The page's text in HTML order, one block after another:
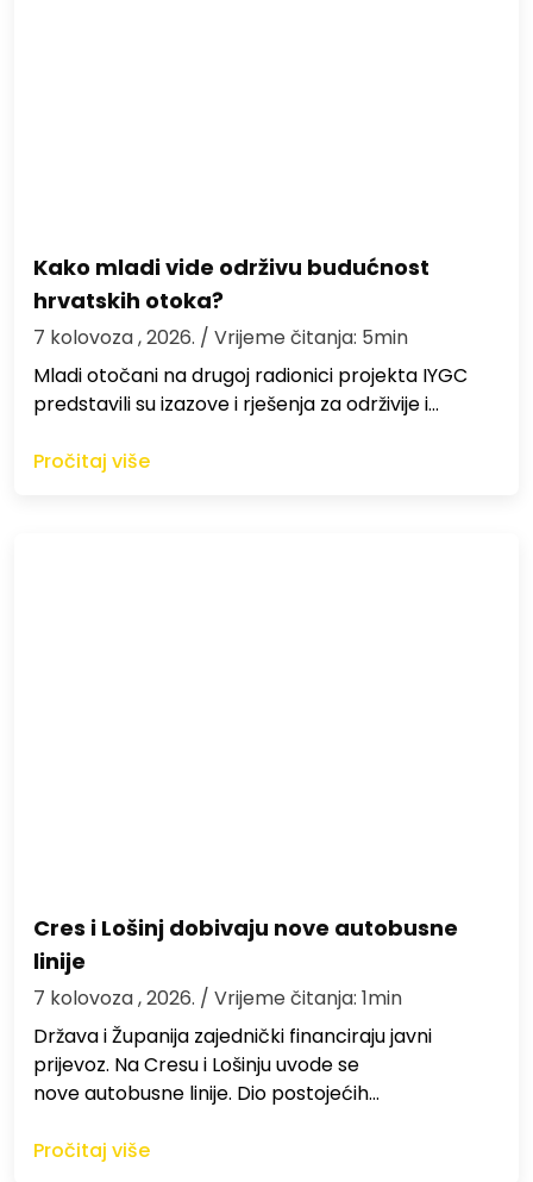
Kako mladi vide održivu budućnost
hrvatskih otoka?
7 kolovoza , 2026. / Vrijeme čitanja: 5min
Mladi otočani na drugoj radionici projekta IYGC
predstavili su izazove i rješenja za održivije i…
Pročitaj više
Cres i Lošinj dobivaju nove autobusne
linije
7 kolovoza , 2026. / Vrijeme čitanja: 1min
Država i Županija zajednički financiraju javni
prijevoz. Na Cresu i Lošinju uvode se
nove autobusne linije. Dio postojećih…
Pročitaj više